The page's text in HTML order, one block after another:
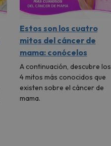
Estos son los cuatro
mitos del cáncer de
mama: conócelos
A continuación, descubre los
4 mitos más conocidos que
existen sobre el cáncer de
mama.